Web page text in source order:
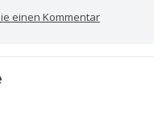
einen Kommentar